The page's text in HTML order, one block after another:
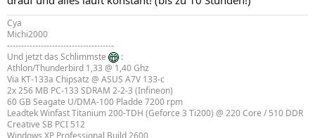
Cya
Michi2000
--------------------------------------
Und jetzt das Schlimmste
:
Athlon/Thunderbird 1,33 @ 1,40 Ghz
Via KT-133a Chipsatz @ ASUS A7V 133-c
2x 256 MB PC-133 SDRAM 2-2-3 (Infineon)
60 GB Seagate U/DMA-100 Pladde 7200 rpm
Leadtek Winfast Titanium 200-TDH (Geforce 3 Ti200) @ 220 Core / 510 DDR
Creative SB PCI 512
Windows XP Professional Build 2600